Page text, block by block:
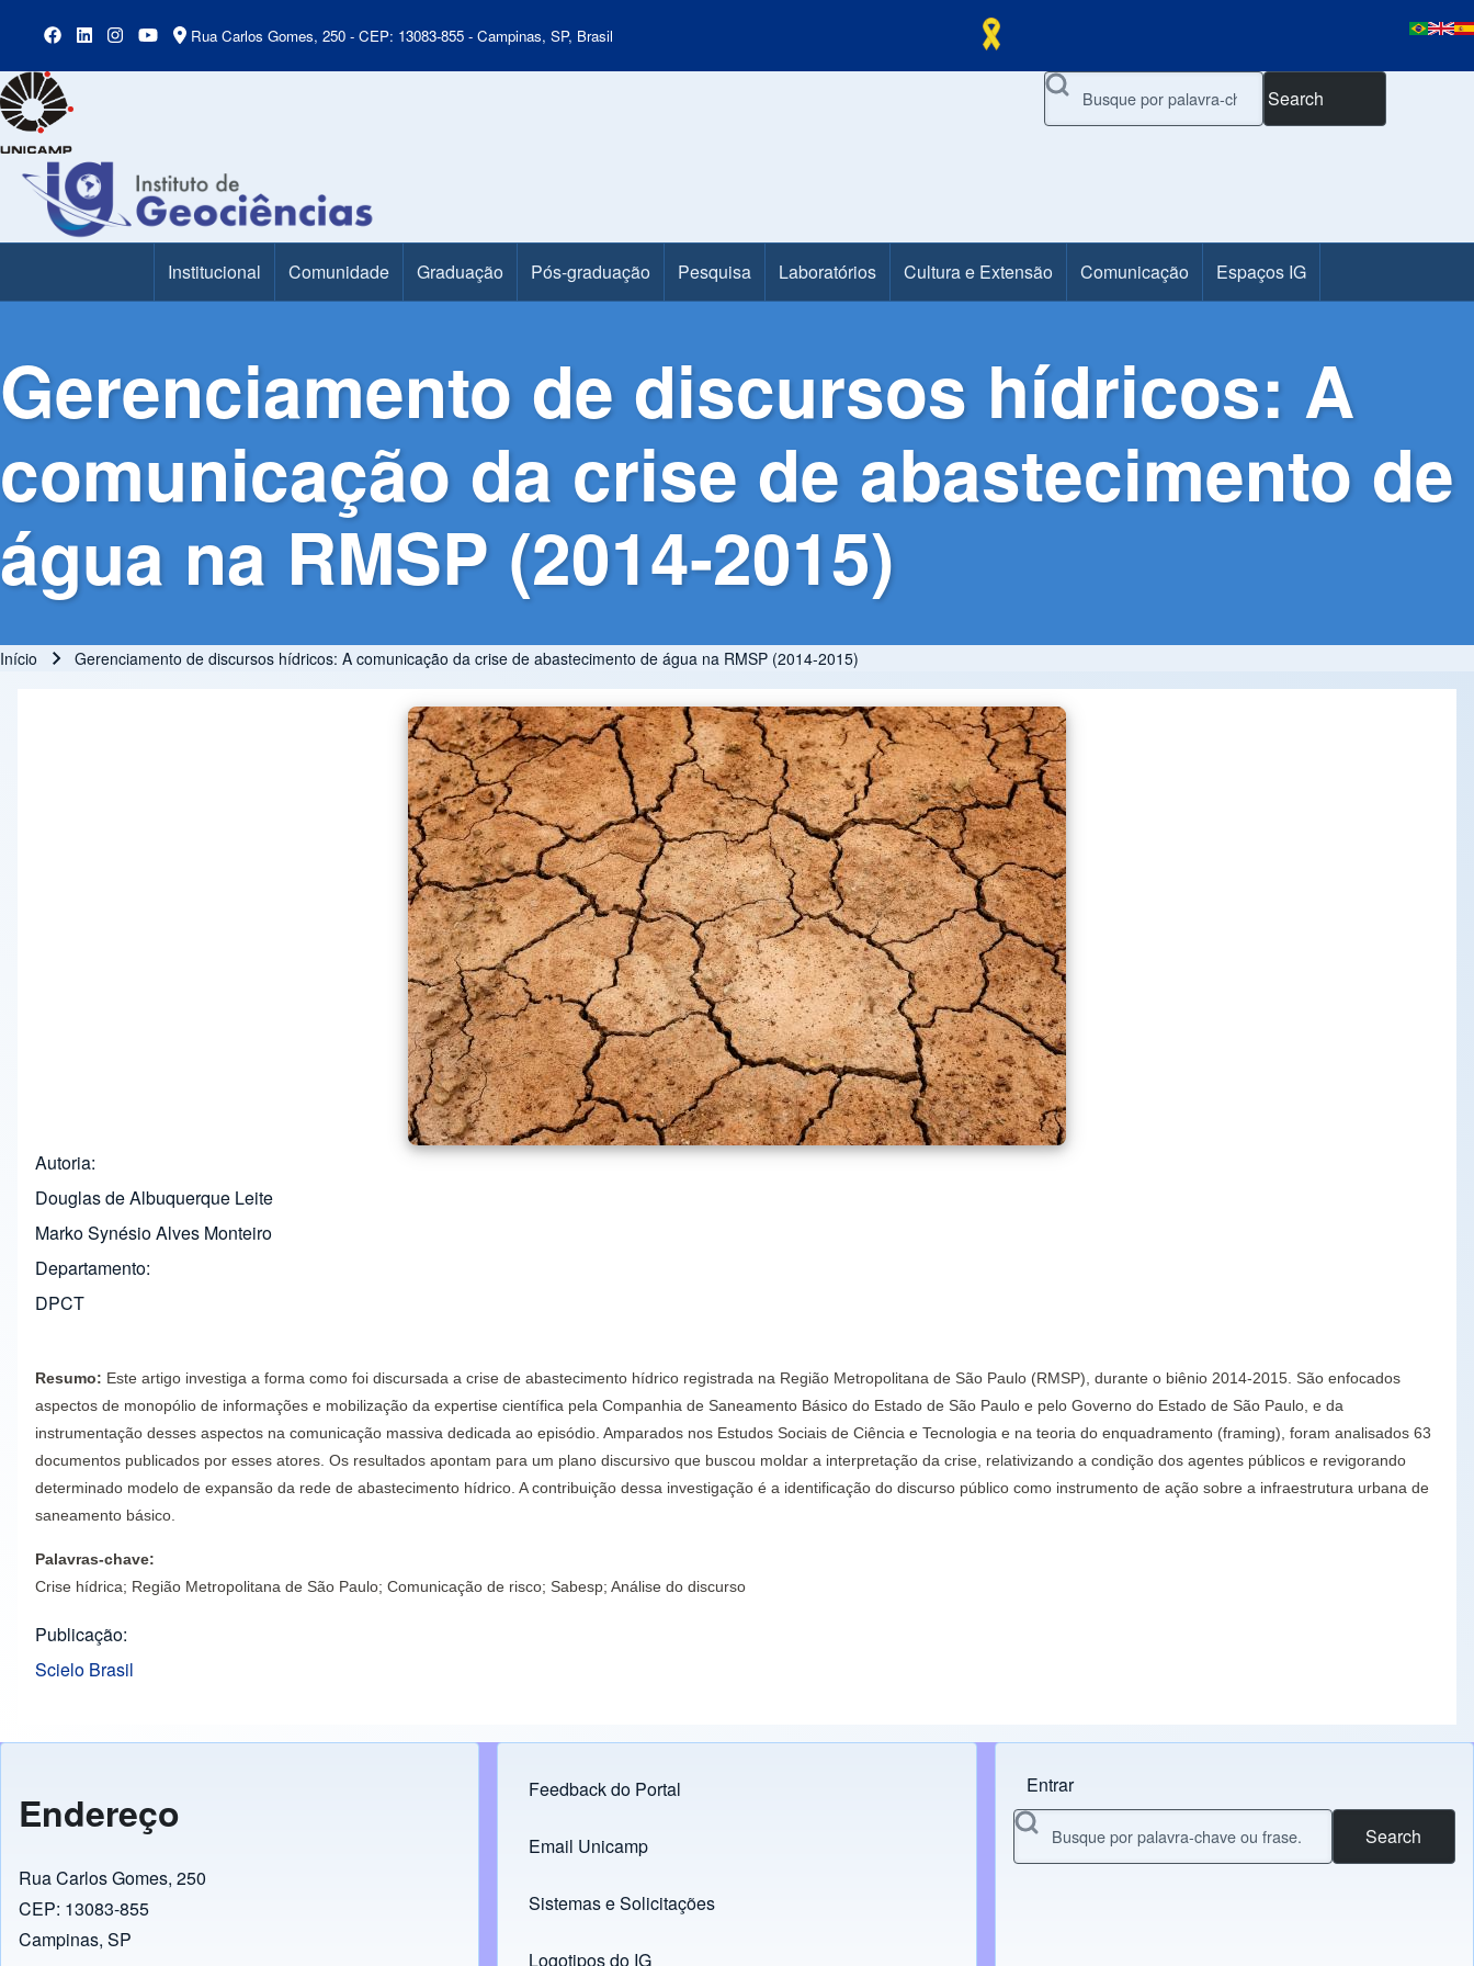
Rua Carlos Gomes, 250 - CEP: 13083-855 - Campinas, SP, Brasil
Search
Main MenuInstitucional Comunidade Graduação Pós-graduação Pesquisa Laboratórios Cultura e Extensão Comunicação Espaços IG
Gerenciamento de discursos hídricos: A
comunicação da crise de abastecimento de
água na RMSP (2014-2015)
Início Gerenciamento de discursos hídricos: A comunicação da crise de abastecimento de água na RMSP (2014-2015)
Autoria
Douglas de Albuquerque Leite
Marko Synésio Alves Monteiro
Departamento
DPCT
Resumo: Este artigo investiga a forma como foi discursada a crise de abastecimento hídrico registrada na Região Metropolitana de São Paulo (RMSP), durante o biênio 2014-2015. São enfocados
aspectos de monopólio de informações e mobilização da expertise científica pela Companhia de Saneamento Básico do Estado de São Paulo e pelo Governo do Estado de São Paulo, e da
instrumentação desses aspectos na comunicação massiva dedicada ao episódio. Amparados nos Estudos Sociais de Ciência e Tecnologia e na teoria do enquadramento (framing), foram analisados 63
documentos publicados por esses atores. Os resultados apontam para um plano discursivo que buscou moldar a interpretação da crise, relativizando a condição dos agentes públicos e revigorando
determinado modelo de expansão da rede de abastecimento hídrico. A contribuição dessa investigação é a identificação do discurso público como instrumento de ação sobre a infraestrutura urbana de
saneamento básico.
Palavras-chave:
Crise hídrica; Região Metropolitana de São Paulo; Comunicação de risco; Sabesp; Análise do discurso
Publicação
Scielo Brasil
Endereço
Rua Carlos Gomes, 250
CEP: 13083-855
Campinas, SP
Footer menu
Feedback do Portal
Links
Email Unicamp
(opens in new tab)
Sistemas e Solicitações
(opens in new tab)
Logotipos do IG
(opens in new tab)
Menu do usuário
Entrar
Search